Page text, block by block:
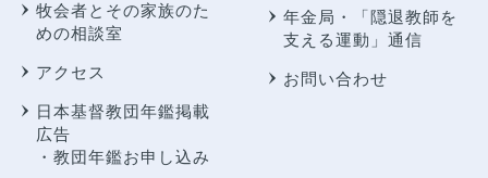
牧会者とその家族のた
めの相談室
アクセス
日本基督教団年鑑掲載
広告
・教団年鑑お申し込み
年金局・
「隠退教師を
支える運動」通信
お問い合わせ